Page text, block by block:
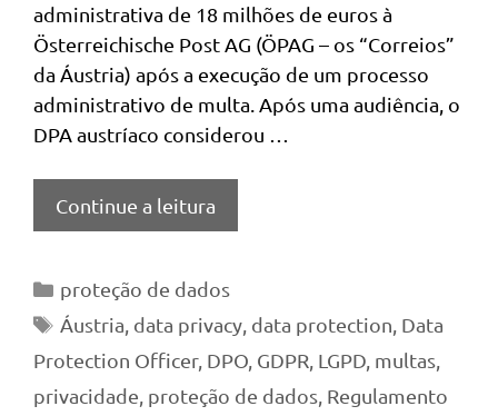
administrativa de 18 milhões de euros à
Österreichische Post AG (ÖPAG – os “Correios”
da Áustria) após a execução de um processo
administrativo de multa. Após uma audiência, o
DPA austríaco considerou …
Continue a leitura
Categorias
proteção de dados
Tags
Áustria data privacy, data protection Data
Protection Officer, DPO GDPR LGPD multas
privacidade proteção de dados Regulamento